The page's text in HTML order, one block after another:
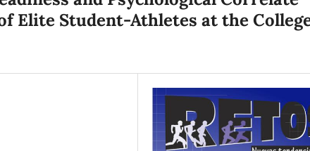
Elite Student-Athletes at the